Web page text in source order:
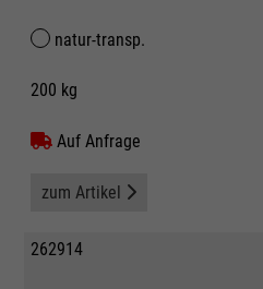
natur-transp.
200 kg
Auf Anfrage
zum Artikel
262914